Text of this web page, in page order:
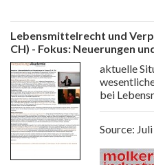
Lebensmittelrecht und
CH) - Fokus: Neuerungen
aktuelle
bei
Source: